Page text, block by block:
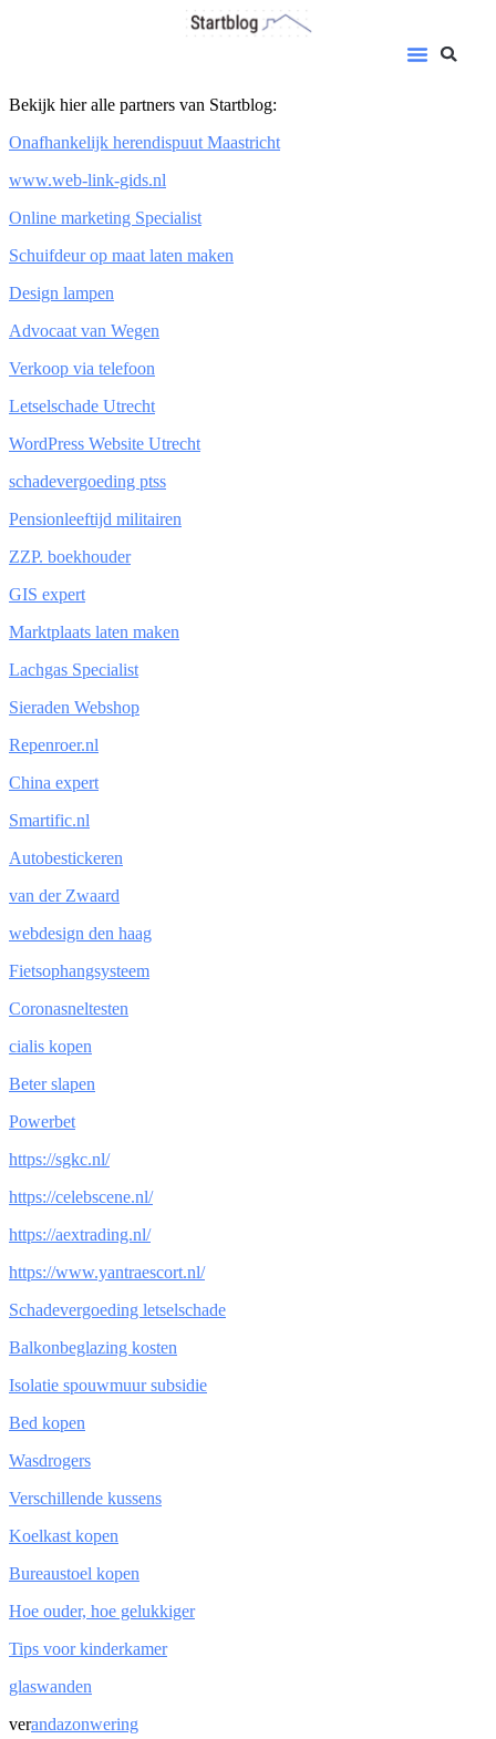
Bekijk hier alle partners van Startblog:
Onafhankelijk herendispuut Maastricht
www.web-link-gids.nl
Online marketing Specialist
Schuifdeur op maat laten maken
Design lampen
Advocaat van Wegen
Verkoop via telefoon
Letselschade Utrecht
WordPress Website Utrecht
schadevergoeding ptss
Pensionleeftijd militairen
ZZP. boekhouder
GIS expert
Marktplaats laten maken
Lachgas Specialist
Sieraden Webshop
Repenroer.nl
China expert
Smartific.nl
Autobestickeren
van der Zwaard
webdesign den haag
Fietsophangsysteem
Coronasneltesten
cialis kopen
Beter slapen
Powerbet
https://sgkc.nl/
https://celebscene.nl/
https://aextrading.nl/
https://www.yantraescort.nl/
Schadevergoeding letselschade
Balkonbeglazing kosten
Isolatie spouwmuur subsidie
Bed kopen
Wasdrogers
Verschillende kussens
Koelkast kopen
Bureaustoel kopen
Hoe ouder, hoe gelukkiger
Tips voor kinderkamer
glaswanden
verandazonwering